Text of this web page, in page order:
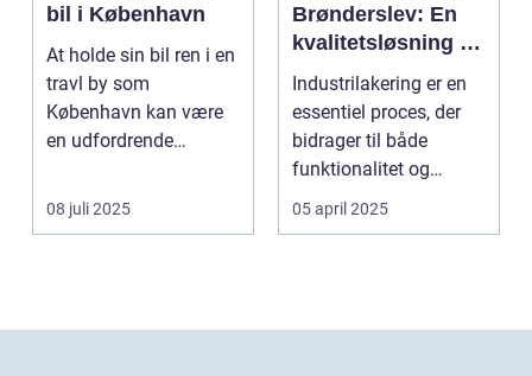
bil i København
At holde sin bil ren i en
travl by som
København kan være
en udfordrende
08 juli 2025
Brønderslev: En
kvalitetsløsning til
dit næste projekt
Industrilakering er en
essentiel proces, der
bidrager til både
funktionalitet og
æstetik...
05 april 2025